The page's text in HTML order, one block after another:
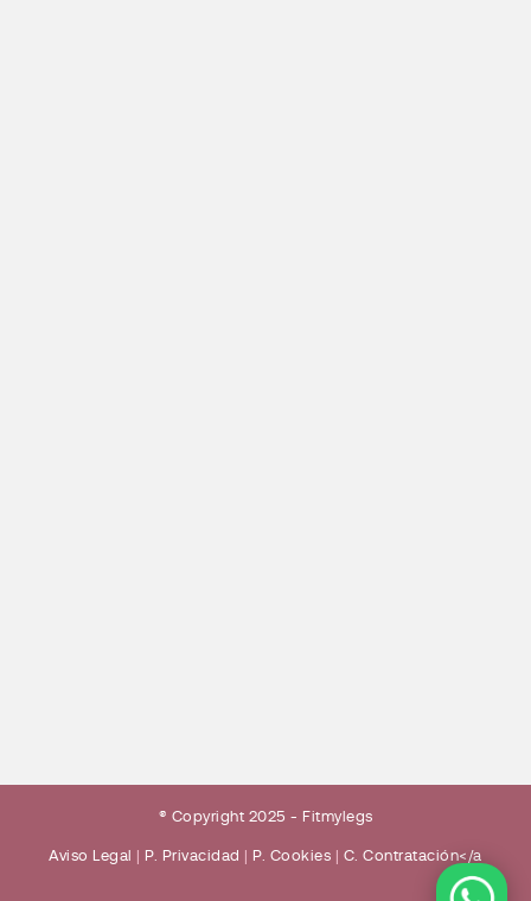
® Copyright 2025 - Fitmylegs
Aviso Legal | P. Privacidad | P. Cookies | C. Contratación</a